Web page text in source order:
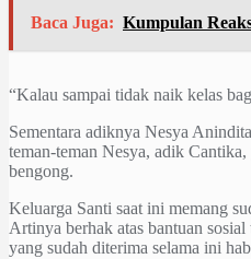
Baca Juga: Kumpulan
“Kalau sampai tidak naik kelas
Sementara adiknya Nesya
teman-teman Nesya, adik
bengong.
Keluarga Santi saat ini memang
Artinya berhak atas bantuan
yang sudah diterima selama ini